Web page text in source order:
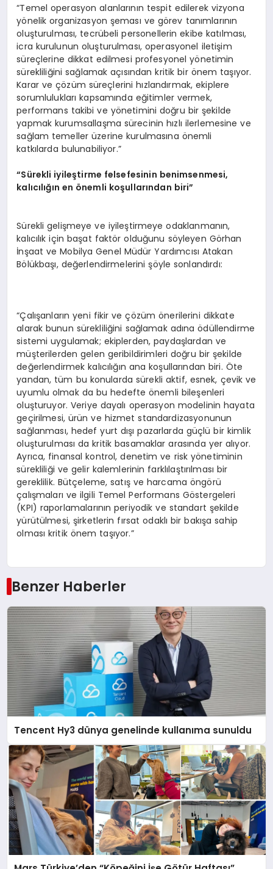
“Temel operasyon alanlarının tespit edilerek vizyona
yönelik organizasyon şeması ve görev tanımlarının
oluşturulması, tecrübeli personellerin ekibe katılması,
icra kurulunun oluşturulması, operasyonel iletişim
süreçlerine dikkat edilmesi profesyonel yönetimin
sürekliliğini sağlamak açısından kritik bir önem taşıyor.
Karar ve çözüm süreçlerini hızlandırmak, ekiplere
sorumlulukları kapsamında eğitimler vermek,
performans takibi ve yönetimini doğru bir şekilde
yapmak kurumsallaşma sürecinin hızlı ilerlemesine ve
sağlam temeller üzerine kurulmasına önemli
katkılarda bulunabiliyor.”
“Sürekli iyileştirme felsefesinin benimsenmesi,
kalıcılığın en önemli koşullarından biri”
Sürekli gelişmeye ve iyileştirmeye odaklanmanın,
kalıcılık için başat faktör olduğunu söyleyen Görhan
İnşaat ve Mobilya Genel Müdür Yardımcısı Atakan
Bölükbaşı, değerlendirmelerini şöyle sonlandırdı:
“Çalışanların yeni fikir ve çözüm önerilerini dikkate
alarak bunun sürekliliğini sağlamak adına ödüllendirme
sistemi uygulamak; ekiplerden, paydaşlardan ve
müşterilerden gelen geribildirimleri doğru bir şekilde
değerlendirmek kalıcılığın ana koşullarından biri. Öte
yandan, tüm bu konularda sürekli aktif, esnek, çevik ve
uyumlu olmak da bu hedefte önemli bileşenleri
oluşturuyor. Veriye dayalı operasyon modelinin hayata
geçirilmesi, ürün ve hizmet standardizasyonunun
sağlanması, hedef yurt dışı pazarlarda güçlü bir kimlik
oluşturulması da kritik basamaklar arasında yer alıyor.
Ayrıca, finansal kontrol, denetim ve risk yönetiminin
sürekliliği ve gelir kalemlerinin farklılaştırılması bir
gereklilik. Bütçeleme, satış ve harcama öngörü
çalışmaları ve ilgili Temel Performans Göstergeleri
(KPI) raporlamalarının periyodik ve standart şekilde
yürütülmesi, şirketlerin fırsat odaklı bir bakışa sahip
olması kritik önem taşıyor.”
Benzer Haberler
Tencent Hy3 dünya genelinde kullanıma sunuldu